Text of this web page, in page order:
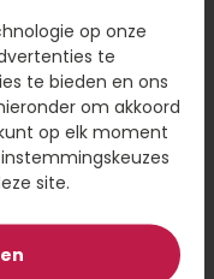
is. Deze
en kent jouw
bulkverzendingen
op onze
te
te bieden en ons
om akkoord
kunt op elk moment
site.